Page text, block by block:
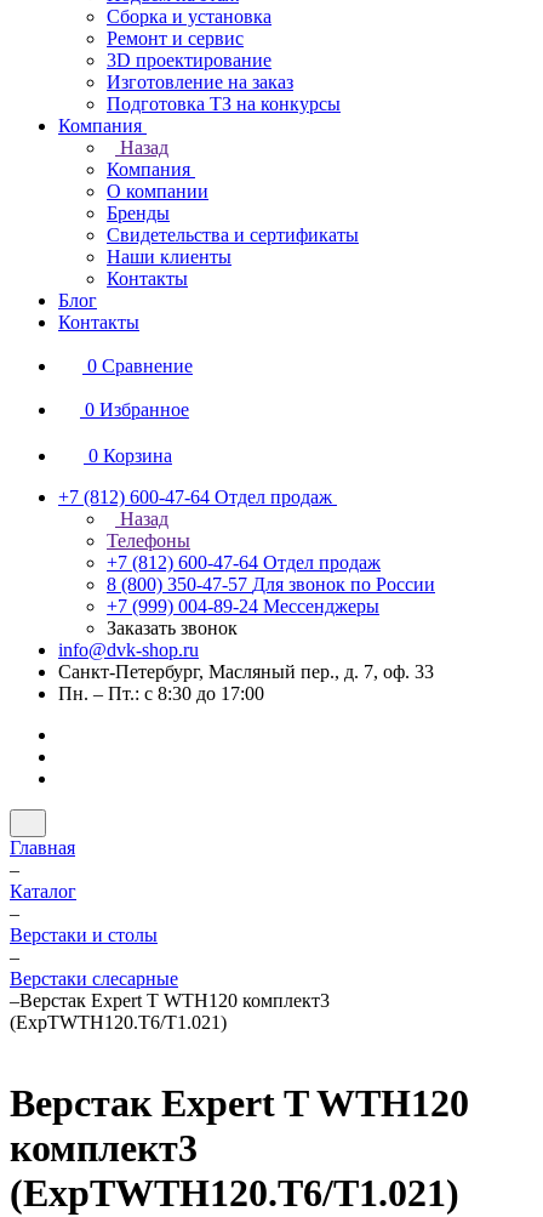
Сборка и установка
Ремонт и сервис
3D проектирование
Изготовление на заказ
Подготовка ТЗ на конкурсы
Компания
Назад
Компания
О компании
Бренды
Свидетельства и сертификаты
Наши клиенты
Контакты
Блог
Контакты
0 Сравнение
0 Избранное
0 Корзина
+7 (812) 600-47-64 Отдел продаж
Назад
Телефоны
+7 (812) 600-47-64 Отдел продаж
8 (800) 350-47-57 Для звонок по России
+7 (999) 004-89-24 Мессенджеры
Заказать звонок
info@dvk-shop.ru
Санкт-Петербург, Масляный пер., д. 7, оф. 33
Пн. – Пт.: с 8:30 до 17:00
Главная
–
Каталог
–
Верстаки и столы
–
Верстаки слесарные
–Верстак Expert T WTH120 комплект3
(ExpTWTH120.T6/T1.021)
Верстак Expert T WTH120
комплект3
(ExpTWTH120.T6/T1.021)